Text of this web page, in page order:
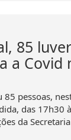
85
a Covid
85 pessoas,
das 17h30
da